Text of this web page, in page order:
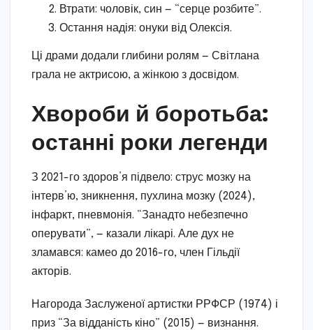
Втрати: чоловік, син — “серце розбите”.
Остання надія: онуки від Олексія.
Ці драми додали глибини ролям — Світлана
грала не актрисою, а жінкою з досвідом.
Хвороби й боротьба:
останні роки легенди
З 2021-го здоров’я підвело: струс мозку на
інтерв’ю, зникнення, пухлина мозку (2024),
інфаркт, пневмонія. “Занадто небезпечно
оперувати”, — казали лікарі. Але дух не
зламався: камео до 2016-го, член Гільдії
акторів.
Нагорода Заслуженої артистки РРФСР (1974) і
приз “За відданість кіно” (2015) — визнання.